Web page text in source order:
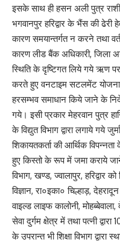
इसके साथ ही हसन अली पुत्र
भगवानपुर हरिद्वार के भैंस की
कारण समयान्तर्गत न करने तथा
कारण लीड बैंक अधिकारी, जिला
स्थिति के दृष्टिगत लिये गये ऋण
करते हुए वनटाइम सटलमेंट योजना
हरसम्भव समाधान किये जाने के
गये। इसी प्रकार मेहरवान पुत्र
के विद्युत विभाग द्वारा लगाये गये
शिकायतकर्ता की आर्थिक
हुए किस्तो के रूप में जमा कराये
विभाग, खण्ड, ज्वालापुर, हरिद्वार
विज्ञान, रा०इका० चिल्हाड़,
वाइल्ड लाइफ कालोनी,
सेवा दुर्गम क्षेत्र में तथा पत्नी
के उपरान्त भी शिक्षा विभाग